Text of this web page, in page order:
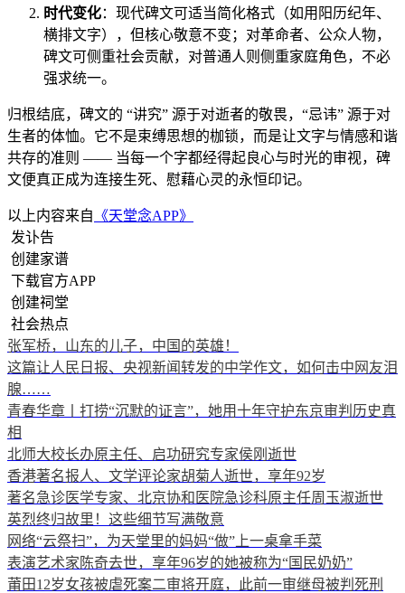
时代变化：现代碑文可适当简化格式（如用阳历纪年、
横排文字），但核心敬意不变；对革命者、公众人物，
碑文可侧重社会贡献，对普通人则侧重家庭角色，不必
强求统一。
归根结底，碑文的 “讲究” 源于对逝者的敬畏，“忌讳” 源于对
生者的体恤。它不是束缚思想的枷锁，而是让文字与情感和谐
共存的准则 —— 当每一个字都经得起良心与时光的审视，碑
文便真正成为连接生死、慰藉心灵的永恒印记。
以上内容来自 《天堂念APP》
发讣告
创建家谱
下载官方APP
创建祠堂
社会热点
张军桥，山东的儿子，中国的英雄！
这篇让人民日报、央视新闻转发的中学作文，如何击中网友泪
腺……
青春华章丨打捞“沉默的证言”，她用十年守护东京审判历史真
相
北师大校长办原主任、启功研究专家侯刚逝世
香港著名报人、文学评论家胡菊人逝世，享年92岁
著名急诊医学专家、北京协和医院急诊科原主任周玉淑逝世
英烈终归故里！这些细节写满敬意
网络“云祭扫”，为天堂里的妈妈“做”上一桌拿手菜
表演艺术家陈奇去世，享年96岁的她被称为“国民奶奶”
莆田12岁女孩被虐死案二审将开庭，此前一审继母被判死刑